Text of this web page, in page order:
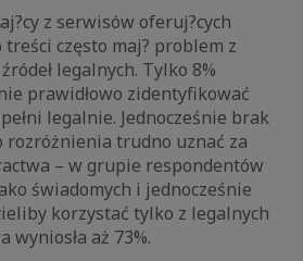
z serwisów oferuj?cych
często maj? problem z
legalnych. Tylko 8%
prawidłowo zidentyfikować
legalnie. Jednocześnie brak
trudno uznać za
– w grupie respondentów
świadomych i jednocześnie
korzystać tylko z legalnych
wyniosła aż 73%.